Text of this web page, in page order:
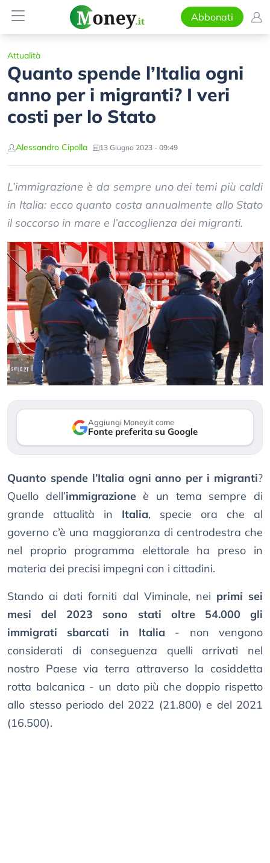
Abbonati
Attualità
Quanto spende l’Italia ogni
anno per i migranti? I veri
costi per lo Stato
Alessandro Cipolla 13 Giugno 2023 - 09:49
L’immigrazione è da sempre uno dei temi più caldi
in Italia: ecco quanto costa annualmente allo Stato
il soccorso in mare e l’accoglienza dei migranti.
Aggiungi Money.it come
Fonte preferita su Google
Quanto spende l’Italia ogni anno per i migranti?
Quello dell’immigrazioneè un tema sempre di
grande attualità in Italia, specie ora che al
governo c’è una maggioranza di centrodestra che
nel proprio programma elettorale ha preso in
materia dei precisi impegni con i cittadini.
Stando ai dati forniti dal Viminale, nei primi sei
mesi del 2023 sono stati oltre 54.000 gli
immigrati sbarcati in Italia - non vengono
considerati di conseguenza quelli arrivati nel
nostro Paese via terra attraverso la cosiddetta
rotta balcanica - un dato più che doppio rispetto
allo stesso periodo del 2022 (21.800) e del 2021
(16.500).